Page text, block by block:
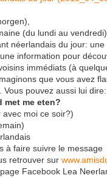
(du lundi au
néerlandais du jour: une
information pour
immédiats (à
que vous avez
Vous pouvez aussi lui dire:
met me eten?
avec moi ce soir?)
à faire suivre le message
retrouver sur
Facebook Lea